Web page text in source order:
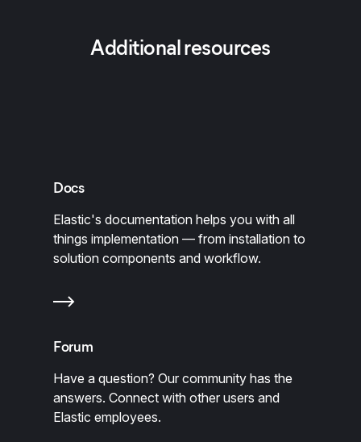
Additional resources
Docs
Elastic's documentation helps you with all
things implementation — from installation to
solution components and workflow.
Forum
Have a question? Our community has the
answers. Connect with other users and
Elastic employees.